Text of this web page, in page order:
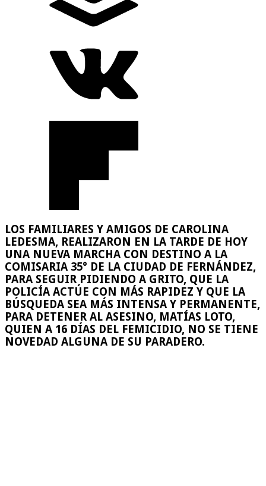
LOS FAMILIARES Y AMIGOS DE CAROLINA
LEDESMA, REALIZARON EN LA TARDE DE HOY
UNA NUEVA MARCHA CON DESTINO A LA
COMISARIA 35° DE LA CIUDAD DE FERNÁNDEZ,
PARA SEGUIR PIDIENDO A GRITO, QUE LA
POLICÍA ACTÚE CON MÁS RAPIDEZ Y QUE LA
BÚSQUEDA SEA MÁS INTENSA Y PERMANENTE,
PARA DETENER AL ASESINO, MATÍAS LOTO,
QUIEN A 16 DÍAS DEL FEMICIDIO, NO SE TIENE
NOVEDAD ALGUNA DE SU PARADERO.